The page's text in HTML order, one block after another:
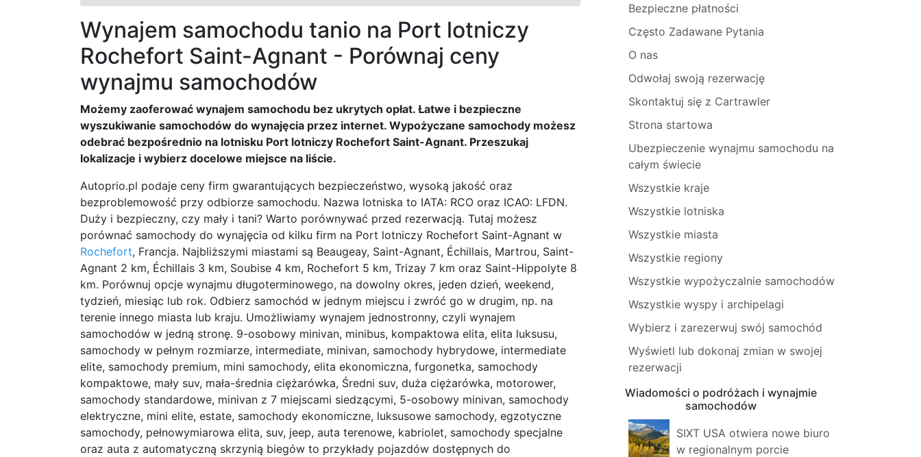
Wynajem samochodu tanio na Port lotniczy
Rochefort Saint-Agnant - Porównaj ceny
wynajmu samochodów
Możemy zaoferować wynajem samochodu bez ukrytych opłat. Łatwe i bezpieczne
wyszukiwanie samochodów do wynajęcia przez internet. Wypożyczane samochody możesz
odebrać bezpośrednio na lotnisku Port lotniczy Rochefort Saint-Agnant. Przeszukaj
lokalizacje i wybierz docelowe miejsce na liście.
Autoprio.pl podaje ceny firm gwarantujących bezpieczeństwo, wysoką jakość oraz
bezproblemowość przy odbiorze samochodu. Nazwa lotniska to IATA: RCO oraz ICAO: LFDN.
Duży i bezpieczny, czy mały i tani? Warto porównywać przed rezerwacją. Tutaj możesz
porównać samochody do wynajęcia od kilku firm na Port lotniczy Rochefort Saint-Agnant w
Rochefort, Francja. Najbliższymi miastami są Beaugeay, Saint-Agnant, Échillais, Martrou, Saint-
Agnant 2 km, Échillais 3 km, Soubise 4 km, Rochefort 5 km, Trizay 7 km oraz Saint-Hippolyte 8
km. Porównuj opcje wynajmu długoterminowego, na dowolny okres, jeden dzień, weekend,
tydzień, miesiąc lub rok. Odbierz samochód w jednym miejscu i zwróć go w drugim, np. na
terenie innego miasta lub kraju. Umożliwiamy wynajem jednostronny, czyli wynajem
samochodów w jedną stronę. 9-osobowy minivan, minibus, kompaktowa elita, elita luksusu,
samochody w pełnym rozmiarze, intermediate, minivan, samochody hybrydowe, intermediate
elite, samochody premium, mini samochody, elita ekonomiczna, furgonetka, samochody
kompaktowe, mały suv, mała-średnia ciężarówka, Średni suv, duża ciężarówka, motorower,
samochody standardowe, minivan z 7 miejscami siedzącymi, 5-osobowy minivan, samochody
elektryczne, mini elite, estate, samochody ekonomiczne, luksusowe samochody, egzotyczne
samochody, pełnowymiarowa elita, suv, jeep, auta terenowe, kabriolet, samochody specjalne
oraz auta z automatyczną skrzynią biegów to przykłady pojazdów dostępnych do
Bezpieczne płatności
Często Zadawane Pytania
O nas
Odwołaj swoją rezerwację
Skontaktuj się z Cartrawler
Strona startowa
Ubezpieczenie wynajmu samochodu na
całym świecie
Wszystkie kraje
Wszystkie lotniska
Wszystkie miasta
Wszystkie regiony
Wszystkie wypożyczalnie samochodów
Wszystkie wyspy i archipelagi
Wybierz i zarezerwuj swój samochód
Wyświetl lub dokonaj zmian w swojej
rezerwacji
Wiadomości o podróżach i wynajmie
samochodów
SIXT USA otwiera nowe biuro
w regionalnym porcie